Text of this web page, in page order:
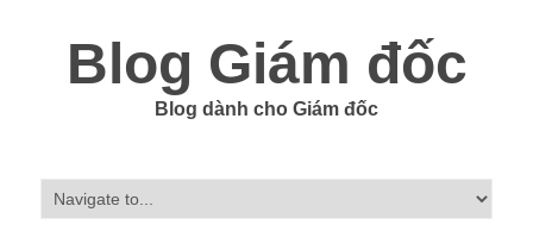
Blog Giám đốc
Blog dành cho Giám đốc